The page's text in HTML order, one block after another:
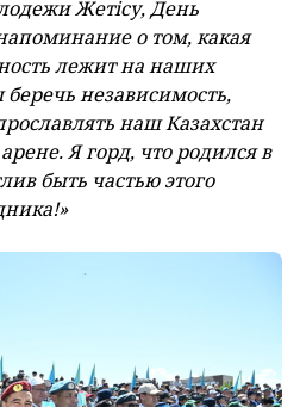
Жетiсу, День
о том, какая
лежит на наших
независимость,
наш Казахстан
Я горд, что родился в
быть частью этого